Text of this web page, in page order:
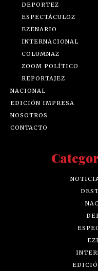
DEPORTEZ
ESPECTÁCULOZ
EZENARIO
INTERNACIONAL
COLUMNAZ
ZOOM POLÍTICO
REPORTAJEZ
NACIONAL
EDICIÓN IMPRESA
NOSOTROS
CONTACTO